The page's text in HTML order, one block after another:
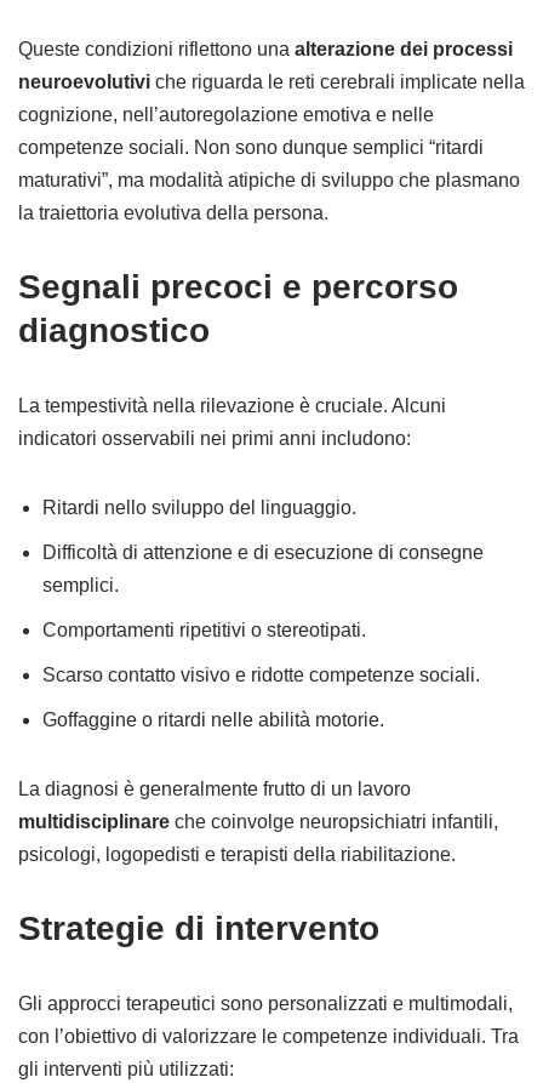
Queste condizioni riflettono una alterazione dei processi
neuroevolutivi che riguarda le reti cerebrali implicate nella
cognizione, nell’autoregolazione emotiva e nelle
competenze sociali. Non sono dunque semplici “ritardi
maturativi”, ma modalità atipiche di sviluppo che plasmano
la traiettoria evolutiva della persona.
Segnali precoci e percorso
diagnostico
La tempestività nella rilevazione è cruciale. Alcuni
indicatori osservabili nei primi anni includono:
Ritardi nello sviluppo del linguaggio.
Difficoltà di attenzione e di esecuzione di consegne
semplici.
Comportamenti ripetitivi o stereotipati.
Scarso contatto visivo e ridotte competenze sociali.
Goffaggine o ritardi nelle abilità motorie.
La diagnosi è generalmente frutto di un lavoro
multidisciplinare che coinvolge neuropsichiatri infantili,
psicologi, logopedisti e terapisti della riabilitazione.
Strategie di intervento
Gli approcci terapeutici sono personalizzati e multimodali,
con l’obiettivo di valorizzare le competenze individuali. Tra
gli interventi più utilizzati: